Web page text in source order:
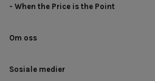
- When the Price is the Point
Om oss
Sosiale medier